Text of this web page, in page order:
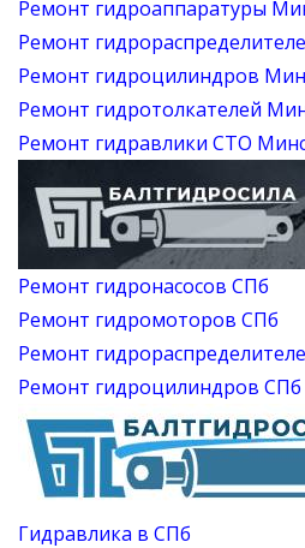
Ремонт гидроаппаратуры
Ремонт
Ремонт гидроцилиндров
Ремонт гидротолкателей
Ремонт гидравлики СТО
Ремонт гидронасосов СПб
Ремонт гидромоторов СПб
Ремонт
Ремонт гидроцилиндров СПб
Гидравлика в СПб